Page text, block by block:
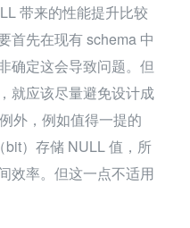
带来的性能提升比较
首先在现有 schema 中
确定这会导致问题。但
就应该尽量避免设计成
外，例如值得一提的
）存储 NULL 值，所
效率。但这一点不适用